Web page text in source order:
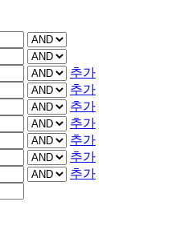
추가
추가
추가
추가
추가
추가
추가